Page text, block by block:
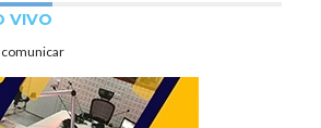
VIVO
comunicar